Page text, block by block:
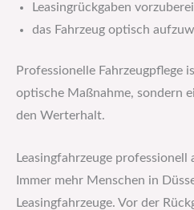
Leasingrückgaben
das Fahrzeug optisch
Professionelle Fahrzeugpflege
optische Maßnahme, sondern
den Werterhalt.
Leasingfahrzeuge professionell
Immer mehr Menschen in
Leasingfahrzeuge. Vor der